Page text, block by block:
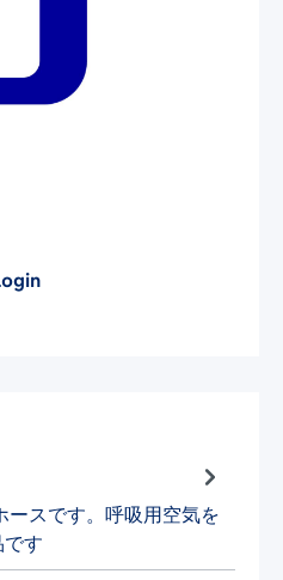
ースです。呼吸用空気を
す